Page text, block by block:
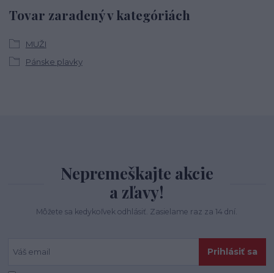
Tovar zaradený v kategóriách
MUŽI
Pánske plavky
Nepremeškajte akcie
a zľavy!
Môžete sa kedykoľvek odhlásiť. Zasielame raz za 14 dní.
Prihlásiť sa